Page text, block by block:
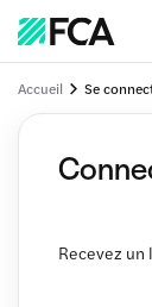
Accueil Se
Recevez un